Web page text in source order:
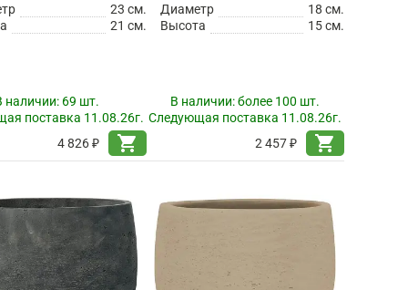
23 см.
21 см.
наличии: 69 шт.
поставка 11.08.26г.
4 826 ₽
shopping_cart
Диаметр
18 см.
Высота
15 см.
В наличии:более 100 шт.
Следующая поставка 11.08.26г.
2 457 ₽
shopping_cart